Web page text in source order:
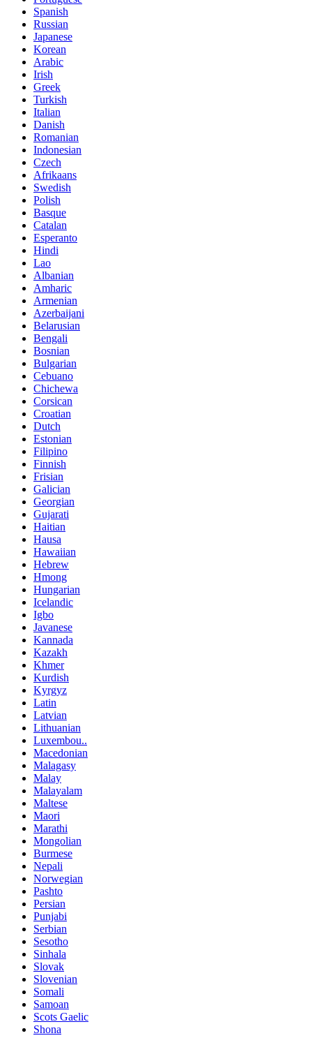
Spanish
Russian
Japanese
Korean
Arabic
Irish
Greek
Turkish
Italian
Danish
Romanian
Indonesian
Czech
Afrikaans
Swedish
Polish
Basque
Catalan
Esperanto
Hindi
Lao
Albanian
Amharic
Armenian
Azerbaijani
Belarusian
Bengali
Bosnian
Bulgarian
Cebuano
Chichewa
Corsican
Croatian
Dutch
Estonian
Filipino
Finnish
Frisian
Galician
Georgian
Gujarati
Haitian
Hausa
Hawaiian
Hebrew
Hmong
Hungarian
Icelandic
Igbo
Javanese
Kannada
Kazakh
Khmer
Kurdish
Kyrgyz
Latin
Latvian
Lithuanian
Luxembou..
Macedonian
Malagasy
Malay
Malayalam
Maltese
Maori
Marathi
Mongolian
Burmese
Nepali
Norwegian
Pashto
Persian
Punjabi
Serbian
Sesotho
Sinhala
Slovak
Slovenian
Somali
Samoan
Scots Gaelic
Shona